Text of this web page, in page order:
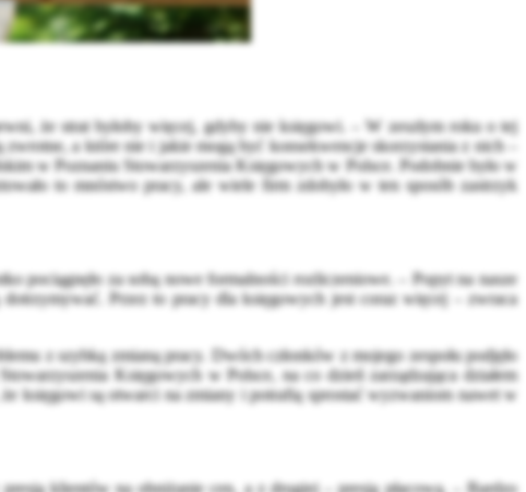
że strat byłoby więcej, gdyby nie księgowi.
W zeszłym roku o tej
a które nie i jakie mogą być konsekwencje skorzystania z nich –
w Poznaniu Stowarzyszenia Księgowych w Polsce. Podobnie było w
to mnóstwo pracy, ale wiele firm zdobyło w ten sposób zastrzyk
pociągnęło za sobą nowe formalności rozliczeniowe.
Popyt na nasze
Przez to pracy dla księgowych jest coraz więcej – zwraca
z szybką zmianą pracy. Dwóch członków z mojego zespołu podjęło
Księgowych w Polsce, na co dzień zarządzająca działem
księgowi są otwarci na zmiany i potrafią sprostać wyzwaniom nawet w